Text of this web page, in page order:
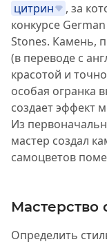
цитрин
, за
конкурсе
Stones. Камень,
(в переводе с
красотой и
особая огранка
создает эффект
Из
мастер создал
самоцветов
Мастерство
Определить